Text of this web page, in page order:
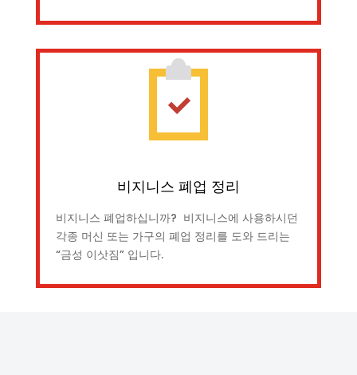
비지니스 폐업 정리
비지니스 폐업하십니까? 비지니스에 사용하시던
각종 머신 또는 가구의 폐업 정리를 도와 드리는
“금성 이삿짐” 입니다.